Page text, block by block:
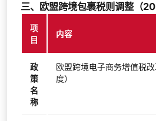
三、欧盟跨境包裹税则调整（
项
目
内容
政
策
名
称
欧盟跨境电子商务增值税
度）